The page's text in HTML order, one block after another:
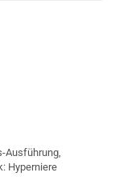
Ausführung,
Hyperniere